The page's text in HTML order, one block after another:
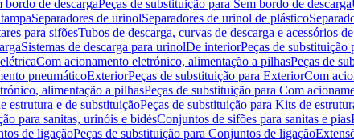
bordo de descargaPeças de substituição para Sem bordo de descarga
Separadores de urinolSeparadores de urinol de plástico
para sifõesTubos de descarga, curvas de descarga e acessórios
Sistemas de descarga para urinolDe interiorPeças de substituição
Com acionamento eletrónico, alimentação a pilhasPeças de
pneumáticoExteriorPeças de substituição para ExteriorCom
alimentação a pilhasPeças de substituição para Com
estrutura e de substituiçãoPeças de substituição para Kits de
para sanitas, urinóis e bidésConjuntos de sifões para sanitas e pias
de ligaçãoPeças de substituição para Conjuntos de ligação